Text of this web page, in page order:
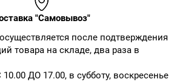
"Самовывоз"
после подтверждения
товара на складе, два раза в
ДО 17.00, в субботу, воскресенье